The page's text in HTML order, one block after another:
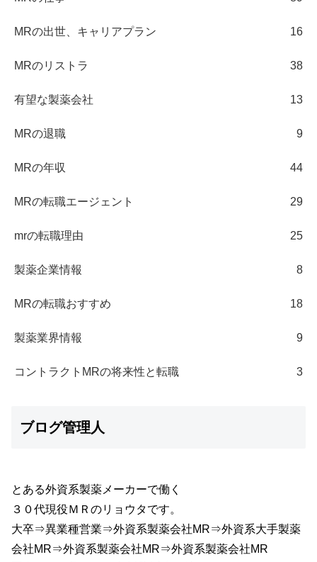
MRの出世、キャリアプラン 16
MRのリストラ 38
有望な製薬会社 13
MRの退職 9
MRの年収 44
MRの転職エージェント 29
mrの転職理由 25
製薬企業情報 8
MRの転職おすすめ 18
製薬業界情報 9
コントラクトMRの将来性と転職 3
ブログ管理人
とある外資系製薬メーカーで働く
３０代現役ＭＲのリョウタです。
大卒⇒異業種営業⇒外資系製薬会社MR⇒外資系大手製薬
会社MR⇒外資系製薬会社MR⇒外資系製薬会社MR